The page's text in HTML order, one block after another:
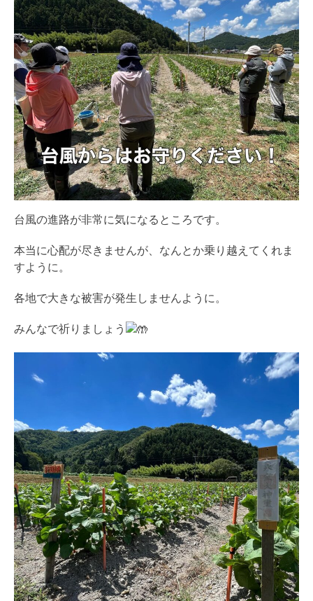
台風の進路が非常に気になるところです。
本当に心配が尽きませんが、なんとか乗り越えてくれま
すように。
各地で大きな被害が発生しませんように。
みんなで祈りましょう